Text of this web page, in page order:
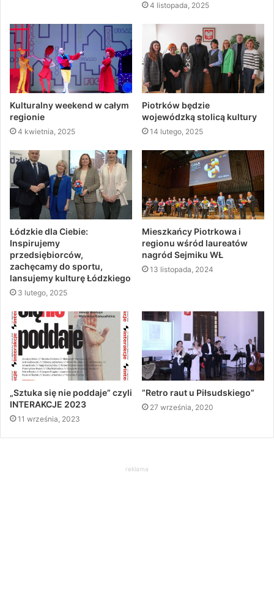
4 listopada, 2025
Kulturalny weekend w całym
regionie
4 kwietnia, 2025
Piotrków będzie
wojewódzką stolicą kultury
14 lutego, 2025
Łódzkie dla Ciebie:
Inspirujemy
przedsiębiorców,
zachęcamy do sportu,
lansujemy kulturę Łódzkiego
3 lutego, 2025
Mieszkańcy Piotrkowa i
regionu wśród laureatów
nagród Sejmiku WŁ
13 listopada, 2024
„Sztuka się nie poddaje” czyli
INTERAKCJE 2023
11 września, 2023
”Retro raut u Piłsudskiego”
27 września, 2020
reklama